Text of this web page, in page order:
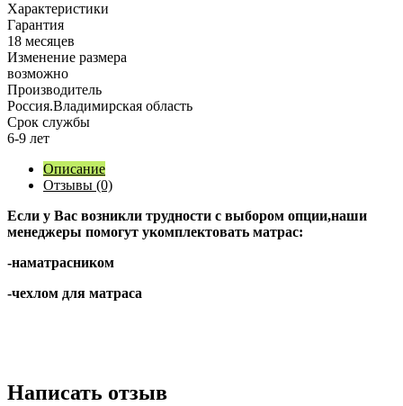
Характеристики
Гарантия
18 месяцев
Изменение размера
возможно
Производитель
Россия.Владимирская область
Срок службы
6-9 лет
Описание
Отзывы (0)
Если у Вас возникли трудности с выбором опции,наши
менеджеры помогут укомплектовать матрас:
-наматрасником
-чехлом для матраса
Написать отзыв